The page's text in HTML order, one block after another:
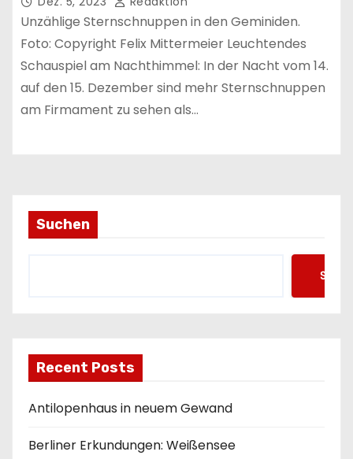
Unzählige Sternschnuppen in den Geminiden.
Foto: Copyright Felix Mittermeier Leuchtendes
Schauspiel am Nachthimmel: In der Nacht vom 14.
auf den 15. Dezember sind mehr Sternschnuppen
am Firmament zu sehen als…
Suchen
Recent Posts
Antilopenhaus in neuem Gewand
Berliner Erkundungen: Weißensee